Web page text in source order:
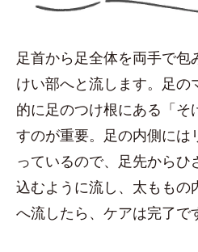
足首から足全体を両手で包
けい部へと流します。足の
的に足のつけ根にある「そ
すのが重要。足の内側には
っているので、足先からひ
込むように流し、太ももの
へ流したら、ケアは完了で